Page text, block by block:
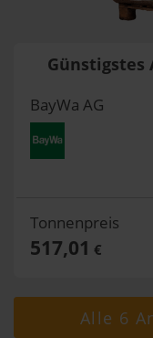
Günstigstes
BayWa AG
Tonnenpreis
517,01 €
Alle 6